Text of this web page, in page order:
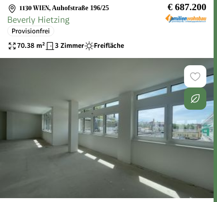
1130 WIEN, Auhofstraße 196/25 € 687.200
Beverly Hietzing
Provisionfrei
70.38 m² 3 Zimmer Freifläche